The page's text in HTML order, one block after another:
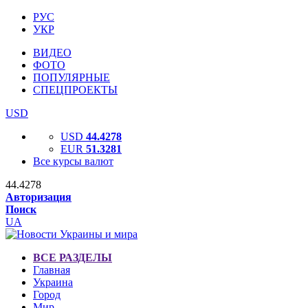
РУС
УКР
ВИДЕО
ФОТО
ПОПУЛЯРНЫЕ
СПЕЦПРОЕКТЫ
USD
USD 44.4278
EUR 51.3281
Все курсы валют
44.4278
Авторизация
Поиск
UA
ВСЕ РАЗДЕЛЫ
Главная
Украина
Город